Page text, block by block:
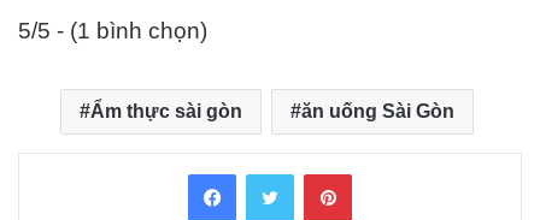
5/5 - (1 bình chọn)
Ẩm thực sài gòn ăn uống Sài Gòn
FacebookTwitter Pinterest